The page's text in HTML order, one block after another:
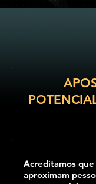
Acreditamos que
aproximam